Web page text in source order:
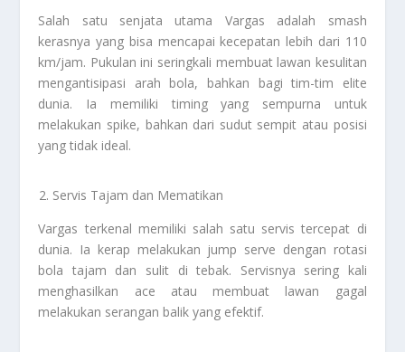
Salah satu senjata utama Vargas adalah smash
kerasnya yang bisa mencapai kecepatan lebih dari 110
km/jam. Pukulan ini seringkali membuat lawan kesulitan
mengantisipasi arah bola, bahkan bagi tim-tim elite
dunia. Ia memiliki timing yang sempurna untuk
melakukan spike, bahkan dari sudut sempit atau posisi
yang tidak ideal.
Servis Tajam dan Mematikan
Vargas terkenal memiliki salah satu servis tercepat di
dunia. Ia kerap melakukan jump serve dengan rotasi
bola tajam dan sulit di tebak. Servisnya sering kali
menghasilkan ace atau membuat lawan gagal
melakukan serangan balik yang efektif.